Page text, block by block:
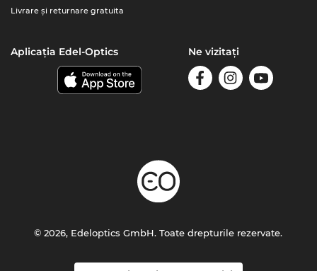
Livrare şi returnare gratuita
Aplicația Edel-Optics Ne vizitați
© 2026, Edeloptics GmbH. Toate drepturile rezervate.